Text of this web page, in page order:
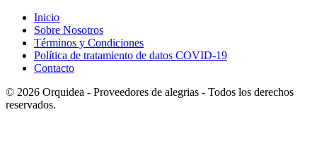
Inicio
Sobre Nosotros
Términos y Condiciones
Política de tratamiento de datos COVID-19
Contacto
© 2026 Orquidea - Proveedores de alegrias - Todos los derechos
reservados.